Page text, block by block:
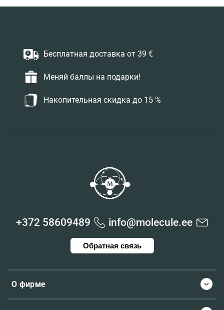
Бесплатная доставка от 39 €
Меняй баллы на подарки!
Накопительная скидка до 15 %
О фирме
+372 58609489 info@molecule.ee
Обратная связь